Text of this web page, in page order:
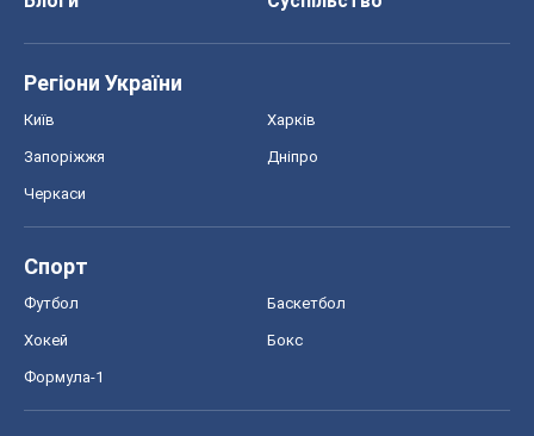
Регіони України
Київ Харків
Запоріжжя Дніпро
Черкаси
Спорт
Футбол Баскетбол
Хокей Бокс
Формула-1